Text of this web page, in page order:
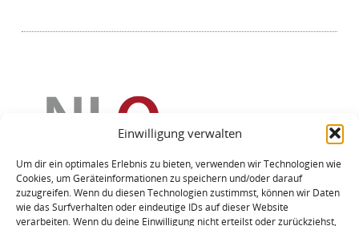
Einwilligung verwalten
Um dir ein optimales Erlebnis zu bieten, verwenden wir Technologien wie
Cookies, um Geräteinformationen zu speichern und/oder darauf
zuzugreifen. Wenn du diesen Technologien zustimmst, können wir Daten
wie das Surfverhalten oder eindeutige IDs auf dieser Website
verarbeiten. Wenn du deine Einwilligung nicht erteilst oder zurückziehst,